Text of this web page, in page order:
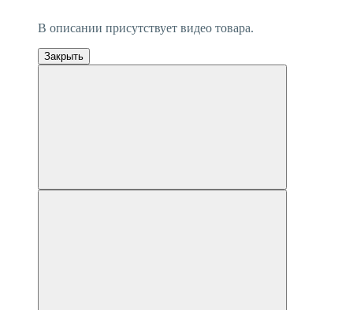
В описании присутствует видео товара.
Закрыть